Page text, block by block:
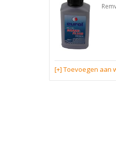
[+] Toevoegen aan